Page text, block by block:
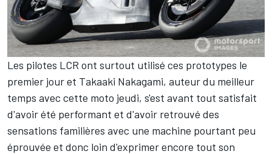
Les pilotes LCR ont surtout utilisé ces prototypes le
premier jour et Takaaki Nakagami, auteur du meilleur
temps avec cette moto jeudi, s'est avant tout satisfait
d'avoir été performant et d'avoir retrouvé des
sensations familières avec une machine pourtant peu
éprouvée et donc loin d'exprimer encore tout son